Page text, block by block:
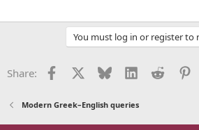
You must log in or register to
Share: Facebook Bluesky LinkedInReddit
Modern Greek–English queries